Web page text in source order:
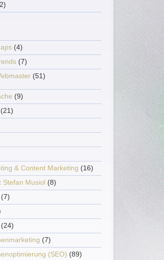
(4)
(7)
(51)
(9)
(21)
& Content Marketing (16)
Stefan Musiol (8)
(7)
(24)
(7)
(SEO) (89)